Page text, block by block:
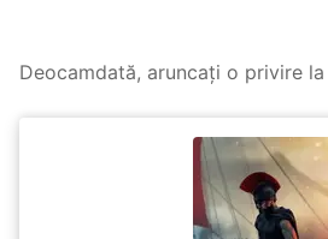
Deocamdată, aruncați o privire la